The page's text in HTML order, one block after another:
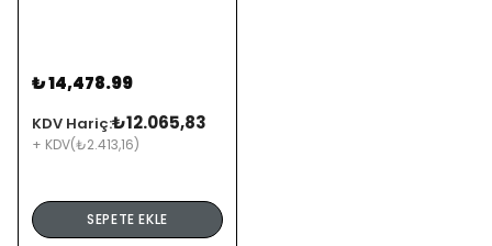
₺ 14,478.99
KDV Hariç:₺12.065,83
+ KDV(₺2.413,16)
SEPETE EKLE